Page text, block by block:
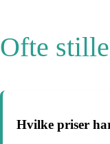
Ofte
Hvilke priser